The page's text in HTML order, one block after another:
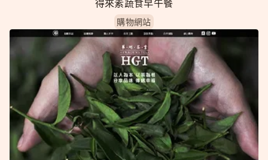
得來素蔬食早午餐
購物網站